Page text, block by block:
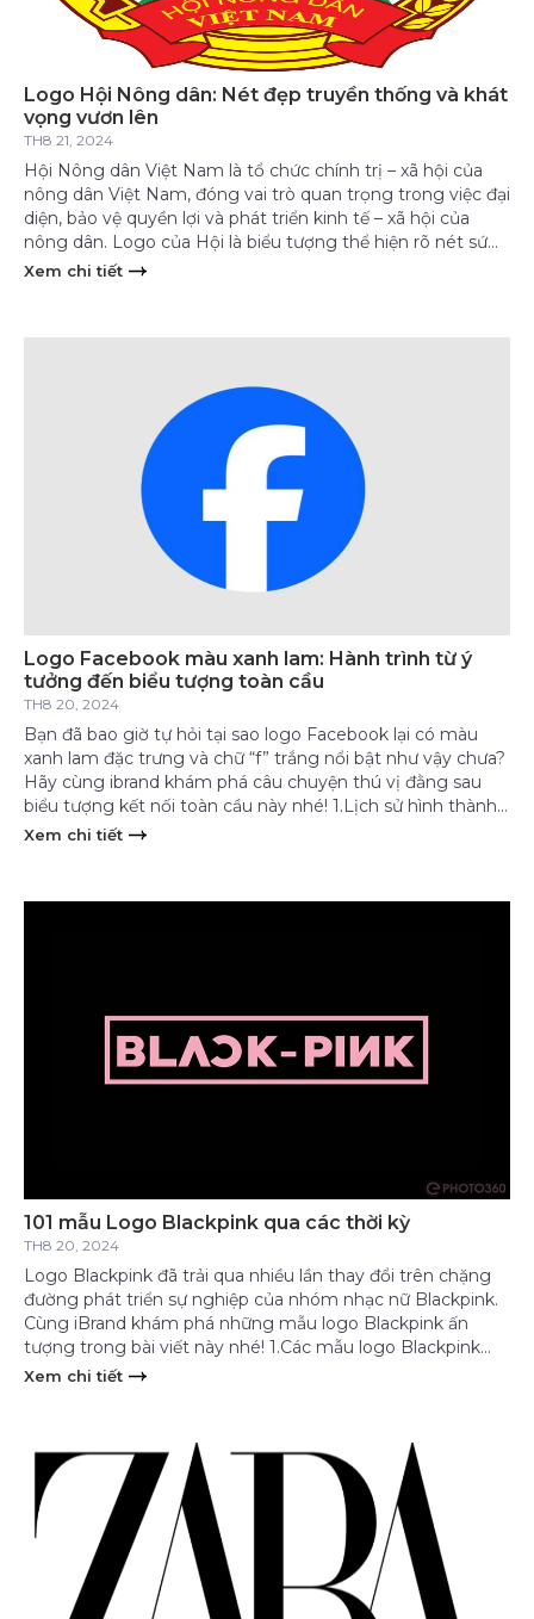
Logo Hội Nông dân: Nét đẹp truyền thống và khát
vọng vươn lên
TH8 21, 2024
Hội Nông dân Việt Nam là tổ chức chính trị – xã hội của
nông dân Việt Nam, đóng vai trò quan trọng trong việc đại
diện, bảo vệ quyền lợi và phát triển kinh tế – xã hội của
nông dân. Logo của Hội là biểu tượng thể hiện rõ nét sứ
mệnh, mục […]
Xem chi tiết
Logo Facebook màu xanh lam: Hành trình từ ý
tưởng đến biểu tượng toàn cầu
TH8 20, 2024
Bạn đã bao giờ tự hỏi tại sao logo Facebook lại có màu
xanh lam đặc trưng và chữ “f” trắng nổi bật như vậy chưa?
Hãy cùng ibrand khám phá câu chuyện thú vị đằng sau
biểu tượng kết nối toàn cầu này nhé! 1.Lịch sử hình thành
logo facebook 1.1 Giai đoạn Ban […]
Xem chi tiết
101 mẫu Logo Blackpink qua các thời kỳ
TH8 20, 2024
Logo Blackpink đã trải qua nhiều lần thay đổi trên chặng
đường phát triển sự nghiệp của nhóm nhạc nữ Blackpink.
Cùng iBrand khám phá những mẫu logo Blackpink ấn
tượng trong bài viết này nhé! 1.Các mẫu logo Blackpink
đẹp nhất qua các thời kỳ 1.1 2016: “Square One” – Khởi đầu
Xem chi tiết